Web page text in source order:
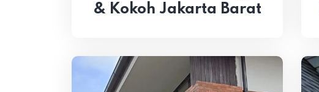
& Kokoh Jakarta Barat